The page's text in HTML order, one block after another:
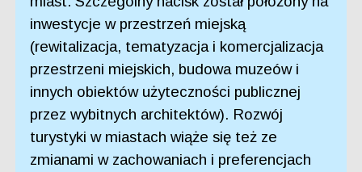
inwestycje w przestrzeń miejską
(rewitalizacja, tematyzacja i komercjalizacja
przestrzeni miejskich, budowa muzeów i
innych obiektów użyteczności publicznej
przez wybitnych architektów). Rozwój
turystyki w miastach wiąże się też ze
zmianami w zachowaniach i preferencjach